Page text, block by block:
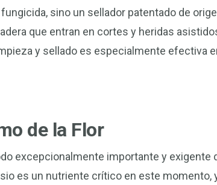
sino un sellador patentado de
que entran en cortes y heridas
y sellado es especialmente efectiva
de la Flor
excepcionalmente importante y exigente
es un nutriente crítico en este momento,